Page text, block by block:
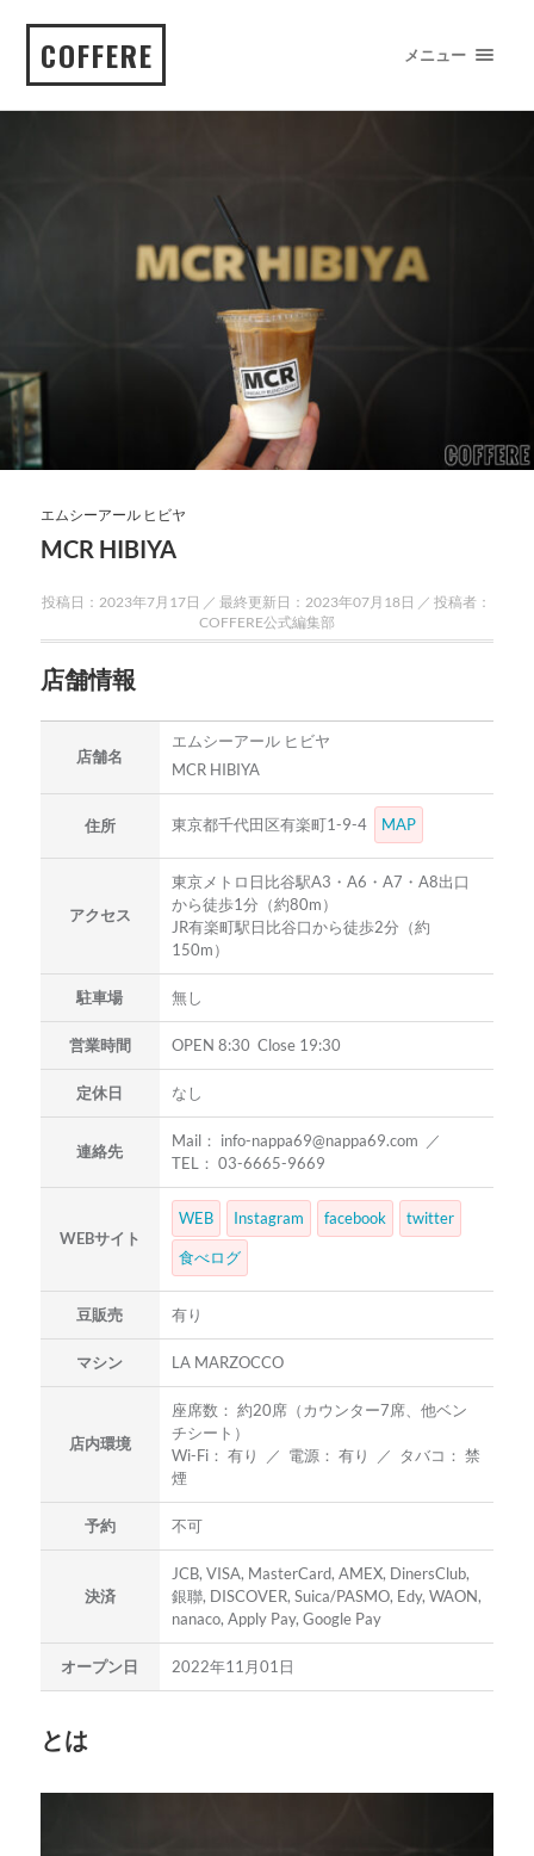
COFFERE メニュー
エムシーアール ヒビヤ
MCR HIBIYA
投稿日：2023年7月17日 ／ 最終更新日：2023年07月18日 ／ 投稿者：
COFFERE公式編集部
店舗情報
店舗名
エムシーアール ヒビヤ
MCR HIBIYA
住所 東京都千代田区有楽町1-9-4 MAP
アクセス
東京メトロ日比谷駅A3・A6・A7・A8出口
から徒歩1分（約80m）
JR有楽町駅日比谷口から徒歩2分（約
150m）
駐車場 無し
営業時間 OPEN 8:30 Close 19:30
定休日 なし
連絡先
Mail： info-nappa69@nappa69.com ／
TEL： 03-6665-9669
WEBサイト
WEB Instagram facebook twitter
食べログ
豆販売 有り
マシン LA MARZOCCO
店内環境
座席数： 約20席（カウンター7席、他ベン
チシート）
Wi-Fi： 有り ／ 電源： 有り ／ タバコ： 禁
煙
予約 不可
決済
JCB, VISA, MasterCard, AMEX, DinersClub,
銀聯, DISCOVER, Suica/PASMO, Edy, WAON,
nanaco, Apply Pay, Google Pay
オープン日 2022年11月01日
とは